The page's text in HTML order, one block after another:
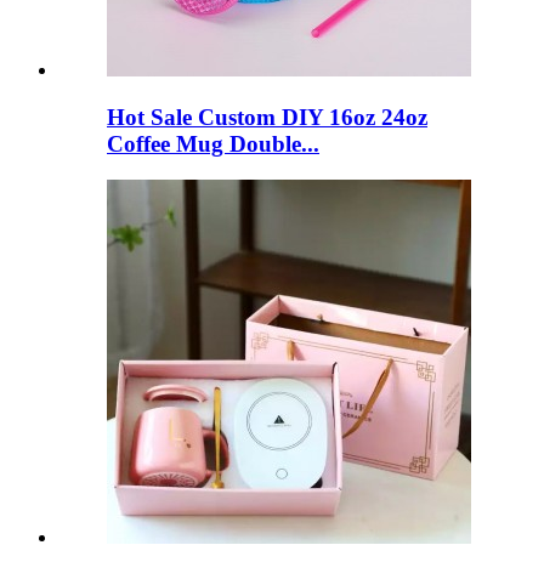
Hot Sale Custom DIY 16oz 24oz
Coffee Mug Double...